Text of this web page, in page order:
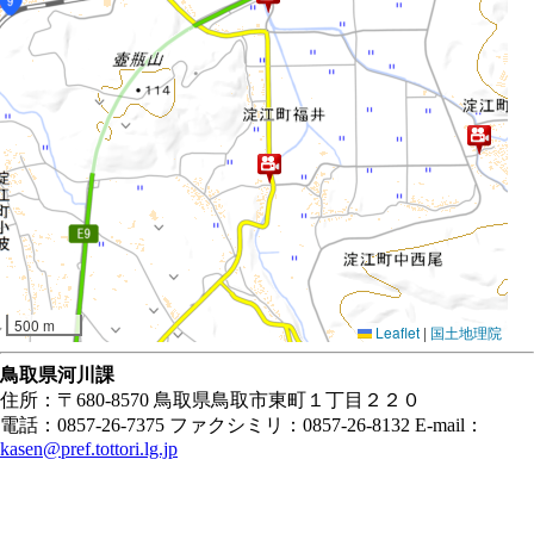
500 m Leaflet | 国土地理院
鳥取県河川課
住所：〒680-8570 鳥取県鳥取市東町１丁目２２０
電話：0857-26-7375 ファクシミリ：0857-26-8132 E-mail：
kasen@pref.tottori.lg.jp